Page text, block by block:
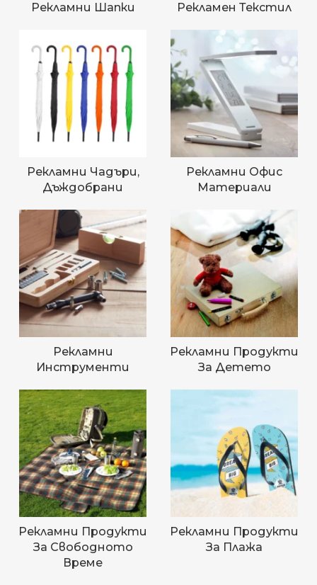
Рекламни Шапки Рекламен Текстил
Рекламни Чадъри,
Дъждобрани
Рекламни Офис
Материали
Рекламни
Инструменти
Рекламни Продукти
За Детето
Рекламни Продукти
За Свободното
Време
Рекламни Продукти
За Плажа